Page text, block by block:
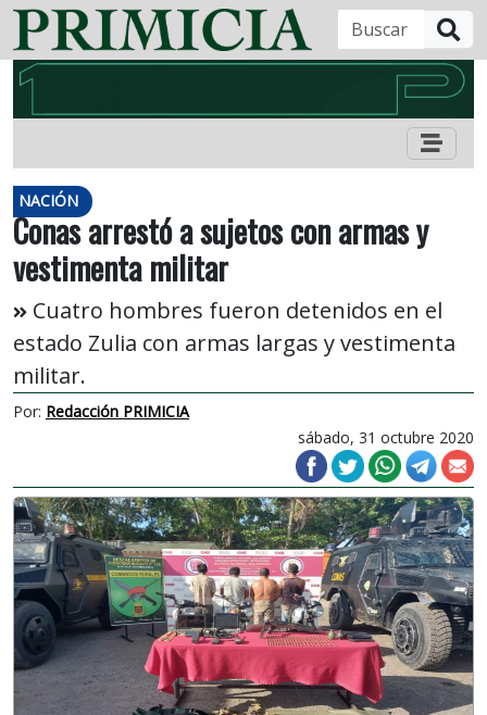
NACIÓN
Conas arrestó a sujetos con armas y
vestimenta militar
Cuatro hombres fueron detenidos en el
estado Zulia con armas largas y vestimenta
militar.
Por: Redacción PRIMICIA
sábado, 31 octubre 2020